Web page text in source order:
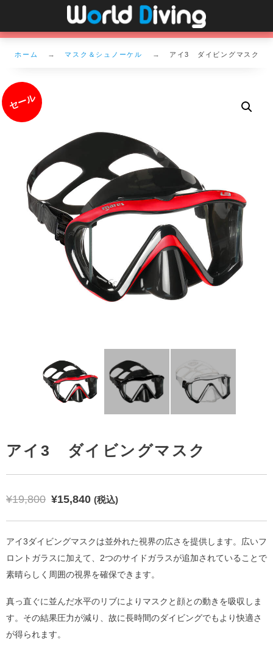
ホーム マスク＆シュノーケル アイ3 ダイビングマスク
セール
アイ3 ダイビングマスク
¥19,800 ¥15,840 (税込)
アイ3ダイビングマスクは並外れた視界の広さを提供します。広いフ
ロントガラスに加えて、2つのサイドガラスが追加されていることで
素晴らしく周囲の視界を確保できます。
真っ直ぐに並んだ水平のリブによりマスクと顔との動きを吸収しま
す。その結果圧力が減り、故に長時間のダイビングでもより快適さ
が得られます。